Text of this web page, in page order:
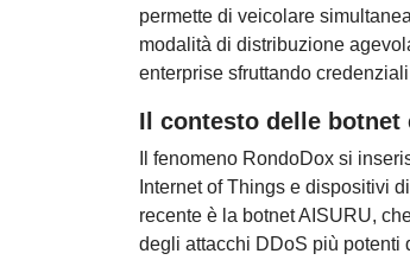
permette di veicolare
modalità di distribuzione
enterprise sfruttando
Il contesto delle botnet
Il fenomeno RondoDox si
Internet of Things e dispositivi
recente è la botnet AISURU,
degli attacchi DDoS più potenti